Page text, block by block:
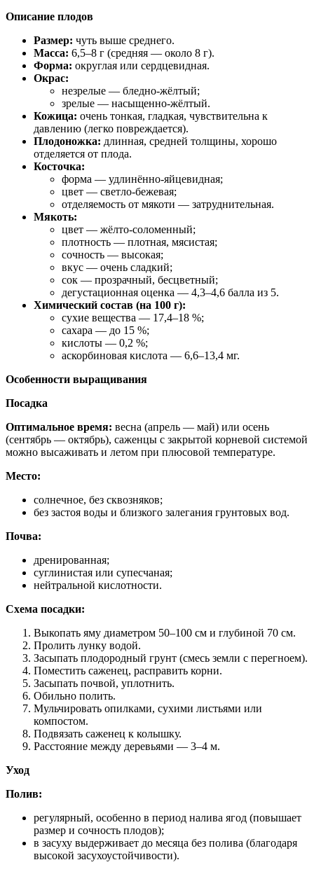
Описание плодов
Размер: чуть выше среднего.
Масса: 6,5–8 г (средняя — около 8 г).
Форма: округлая или сердцевидная.
Окрас:
незрелые — бледно‑жёлтый;
зрелые — насыщенно‑жёлтый.
Кожица: очень тонкая, гладкая, чувствительна к
давлению (легко повреждается).
Плодоножка: длинная, средней толщины, хорошо
отделяется от плода.
Косточка:
форма — удлинённо‑яйцевидная;
цвет — светло‑бежевая;
отделяемость от мякоти — затруднительная.
Мякоть:
цвет — жёлто‑соломенный;
плотность — плотная, мясистая;
сочность — высокая;
вкус — очень сладкий;
сок — прозрачный, бесцветный;
дегустационная оценка — 4,3–4,6 балла из 5.
Химический состав (на 100 г):
сухие вещества — 17,4–18 %;
сахара — до 15 %;
кислоты — 0,2 %;
аскорбиновая кислота — 6,6–13,4 мг.
Особенности выращивания
Посадка
Оптимальное время: весна (апрель — май) или осень
(сентябрь — октябрь), саженцы с закрытой корневой системой
можно высаживать и летом при плюсовой температуре.
Место:
солнечное, без сквозняков;
без застоя воды и близкого залегания грунтовых вод.
Почва:
дренированная;
суглинистая или супесчаная;
нейтральной кислотности.
Схема посадки:
Выкопать яму диаметром 50–100 см и глубиной 70 см.
Пролить лунку водой.
Засыпать плодородный грунт (смесь земли с перегноем).
Поместить саженец, расправить корни.
Засыпать почвой, уплотнить.
Обильно полить.
Мульчировать опилками, сухими листьями или
компостом.
Подвязать саженец к колышку.
Расстояние между деревьями — 3–4 м.
Уход
Полив:
регулярный, особенно в период налива ягод (повышает
размер и сочность плодов);
в засуху выдерживает до месяца без полива (благодаря
высокой засухоустойчивости).